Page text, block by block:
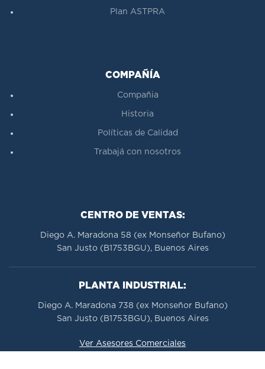
Plan ASTPRA
COMPAÑÍA
Compañia
Historia
Políticas de Calidad
Trabajá con nosotros
CENTRO DE VENTAS:
Diego A. Maradona 58 (ex Monseñor Bufano)
San Justo (B1753BGU), Buenos Aires
PLANTA INDUSTRIAL:
Diego A. Maradona 738 (ex Monseñor Bufano)
San Justo (B1753BGU), Buenos Aires
Ver Asesores Comerciales